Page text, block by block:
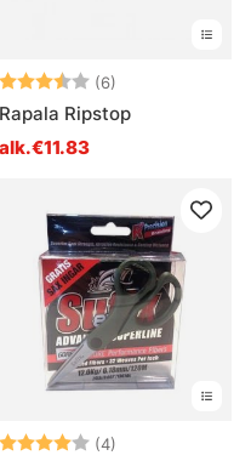
Arvio: (6)
Rapala Ripstop
alk.€11.83
Arvio: (4)